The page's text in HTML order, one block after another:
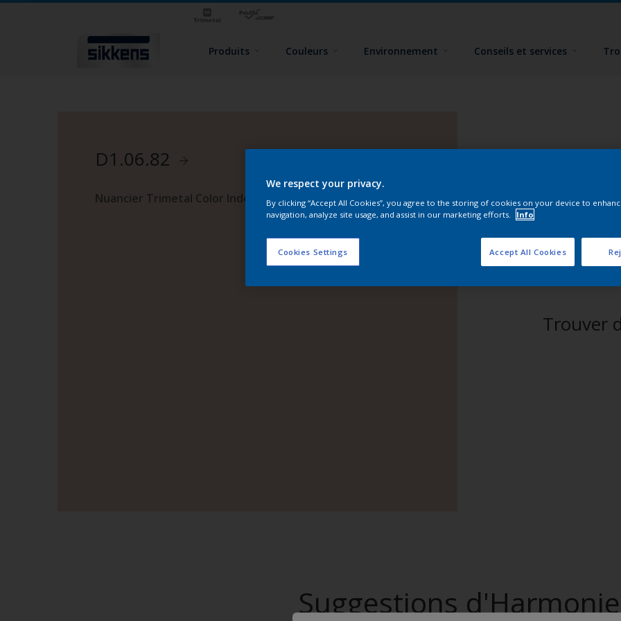
Produits Couleurs Environnement Conseils et services
D1.06.82
Nuancier Trimetal Color Index 2
Trouver
Suggestions
We respect your privacy.
By clicking “Accept All Cookies”, you agree to the storing of cookies on your device to
navigation, analyze site usage, and assist in our marketing efforts.
Info
Cookies Settings Accept All Cookies